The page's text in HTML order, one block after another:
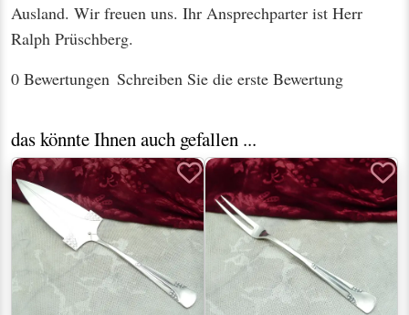
Ausland. Wir freuen uns. Ihr Ansprechparter ist Herr
Ralph Prüschberg.
0 Bewertungen Schreiben Sie die erste Bewertung
das könnte Ihnen auch gefallen ...